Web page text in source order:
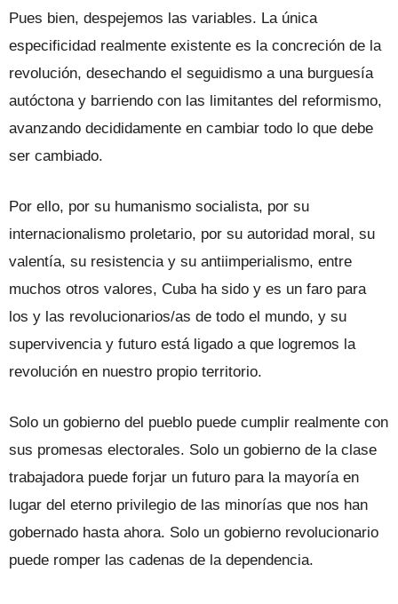
Pues bien, despejemos las variables. La única
especificidad realmente existente es la concreción de la
revolución, desechando el seguidismo a una burguesía
autóctona y barriendo con las limitantes del reformismo,
avanzando decididamente en cambiar todo lo que debe
ser cambiado.
Por ello, por su humanismo socialista, por su
internacionalismo proletario, por su autoridad moral, su
valentía, su resistencia y su antiimperialismo, entre
muchos otros valores, Cuba ha sido y es un faro para
los y las revolucionarios/as de todo el mundo, y su
supervivencia y futuro está ligado a que logremos la
revolución en nuestro propio territorio.
Solo un gobierno del pueblo puede cumplir realmente con
sus promesas electorales. Solo un gobierno de la clase
trabajadora puede forjar un futuro para la mayoría en
lugar del eterno privilegio de las minorías que nos han
gobernado hasta ahora. Solo un gobierno revolucionario
puede romper las cadenas de la dependencia.